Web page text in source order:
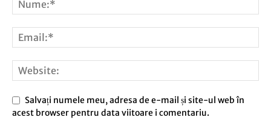
Salvați numele meu, adresa de e-mail și site-ul web în
acest browser pentru data viitoare i comentariu.